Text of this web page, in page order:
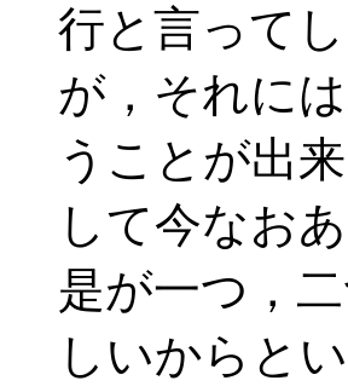
行と言って
が，それに
うことが出
して今なお
是が一つ，
しいからと